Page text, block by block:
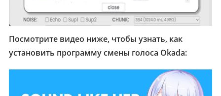
Посмотрите видео ниже, чтобы узнать, как
установить программу смены голоса Okada: